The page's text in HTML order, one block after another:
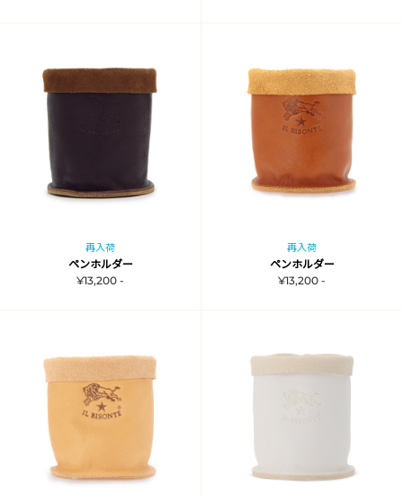
再入荷
ペンホルダー
¥13,200 -
再入荷
ペンホルダー
¥13,200 -